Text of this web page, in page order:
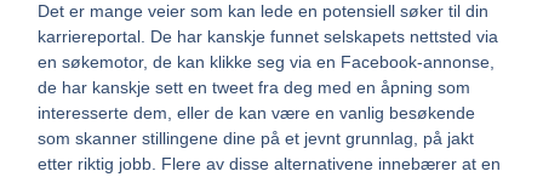
Det er mange veier som kan lede en potensiell søker til din
karriereportal. De har kanskje funnet selskapets nettsted via
en søkemotor, de kan klikke seg via en Facebook-annonse,
de har kanskje sett en tweet fra deg med en åpning som
interesserte dem, eller de kan være en vanlig besøkende
som skanner stillingene dine på et jevnt grunnlag, på jakt
etter riktig jobb. Flere av disse alternativene innebærer at en